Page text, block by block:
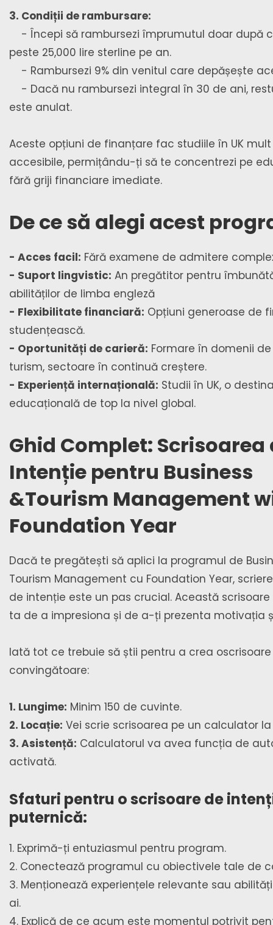
3. Condiții de rambursare:
- Începi să rambursezi împrumutul doar după
peste 25,000 lire sterline pe an.
- Rambursezi 9% din venitul care depășește
- Dacă nu rambursezi integral în 30 de ani,
este anulat.
Aceste opțiuni de finanțare fac studiile în UK
accesibile, permițându-ți să te concentrezi pe
fără griji financiare imediate.
De ce să alegi acest
- Acces facil: Fără examene de admitere
- Suport lingvistic: An pregătitor pentru
abilităților de limba engleză
- Flexibilitate financiară: Opțiuni generoase de
studențească.
- Oportunități de carieră: Formare în domenii
turism, sectoare în continuă creștere.
- Experiență internațională: Studii în UK, o
educațională de top la nivel global.
Ghid Complet: Scrisoarea
Intenție pentru Business
&Tourism Management
Foundation Year
Dacă te pregătești să aplici la programul de
Tourism Management cu Foundation Year,
de intenție este un pas crucial. Această
ta de a impresiona și de a-ți prezenta motivația
Iată tot ce trebuie să știi pentru a crea
convingătoare:
1. Lungime: Minim 150 de cuvinte.
2. Locație: Vei scrie scrisoarea pe un calculator
3. Asistență: Calculatorul va avea funcția de
activată.
Sfaturi pentru o scrisoare de
puternică:
1. Exprimă-ți entuziasmul pentru program.
2. Conectează programul cu obiectivele tale de
3. Menționează experiențele relevante sau
ai.
4. Explică de ce acum este momentul potrivit